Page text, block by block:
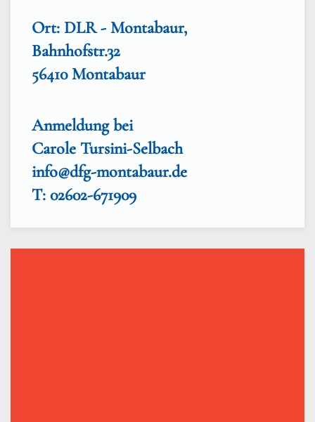
Ort: DLR - Montabaur,
Bahnhofstr.32
56410 Montabaur
Anmeldung bei
Carole Tursini-Selbach
info@dfg-montabaur.de
T: 02602-671909